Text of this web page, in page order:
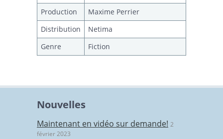
Production
Maxime Perrier
Distribution
Netima
Genre
Fiction
Nouvelles
Maintenant en vidéo sur demande! 2
février 2023